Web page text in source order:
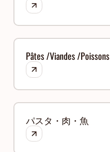
Pâtes /Viandes /Poissons
パスタ・肉・魚